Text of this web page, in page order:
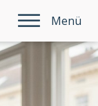
Menü